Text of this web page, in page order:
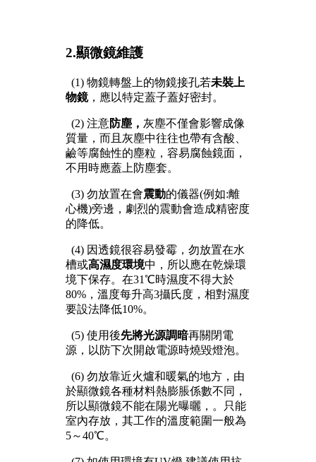
2.顯微鏡維護
(1) 物鏡轉盤上的物鏡接孔若未裝上
物鏡，應以特定蓋子蓋好密封。
(2) 注意防塵， 灰塵不僅會影響成像
質量，而且灰塵中往往也帶有含酸、
鹼等腐蝕性的塵粒，容易腐蝕鏡面，
不用時應蓋上防塵套。
(3) 勿放置在會震動的儀器(例如:離
心機)旁邊，劇烈的震動會造成精密度
的降低。
(4) 因透鏡很容易發霉，勿放置在水
槽或高濕度環境中，所以應在乾燥環
境下保存。在31℃時濕度不得大於
80%，溫度每升高3攝氏度，相對濕度
要設法降低10%。
(5) 使用後先將光源調暗再關閉電
源，以防下次開啟電源時燒毀燈泡。
(6) 勿放靠近火爐和暖氣的地方，由
於顯微鏡各種材料熱膨脹係數不同，
所以顯微鏡不能在陽光曝曬，。只能
室內存放，其工作的溫度範圍一般為
5～40℃。